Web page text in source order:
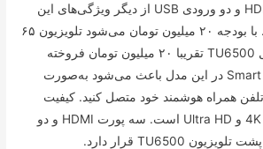
اندروید، سه ورودی HDMI و دو ورودی USB از دیگر ویژگی‌های این
تلویزیون ۶۵ اینچ است. با بودجه ۲۰ میلیون تومان می‌شود تلویزیون ۶۵
اینچ سام‌الکترونیک مدل TU6500 تقریبا ۲۰ میلیون تومان فروخته
می‌شود. فناوری Smart View در این مدل باعث می‌شود به‌صورت
همراه هوشمند خود متصل کنید. کیفیت
تصویر در این تلویزیون 4K و Ultra HD است. سه پورت HDMI و دو